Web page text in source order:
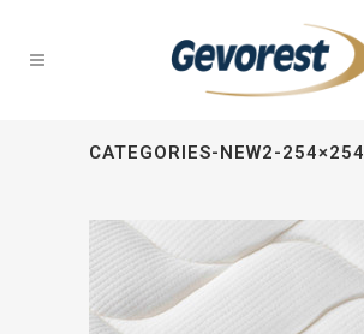
CATEGORIES-NEW2-254×254